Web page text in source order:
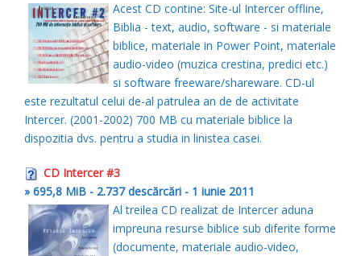
Acest CD contine: Site-ul Intercer offline,
Biblia - text, audio, software - si materiale
biblice, materiale in Power Point, materiale
audio-video (muzica crestina, predici etc.)
si software freeware/shareware. CD-ul
este rezultatul celui de-al patrulea an de de activitate
Intercer. (2001-2002) 700 MB cu materiale biblice la
dispozitia dvs. pentru a studia in linistea casei.
CD Intercer #3
» 695,8 MiB - 2.737 descărcări - 1 iunie 2011
Al treilea CD realizat de Intercer aduna
impreuna resurse biblice sub diferite forme
(documente, materiale audio-video,